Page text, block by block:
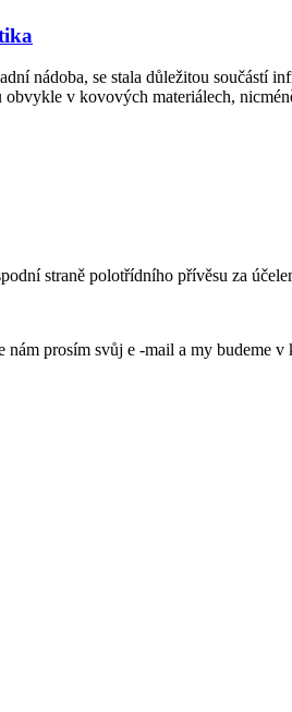
nádoba, se stala důležitou součástí
v kovových materiálech,
straně polotřídního přívěsu za
prosím svůj e -mail a my budeme